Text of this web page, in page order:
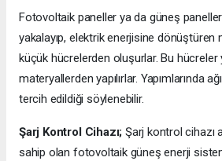
Fotovoltaik paneller ya da güneş
yakalayıp, elektrik enerjisine dönüştüren
küçük hücrelerden oluşurlar. Bu hücreler
materyallerden yapılırlar. Yapımlarında
tercih edildiği söylenebilir.
Şarj Kontrol Cihazı; Şarj kontrol cihazı
sahip olan fotovoltaik güneş enerji